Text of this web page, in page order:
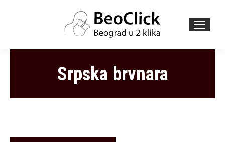
Srpska brvnara